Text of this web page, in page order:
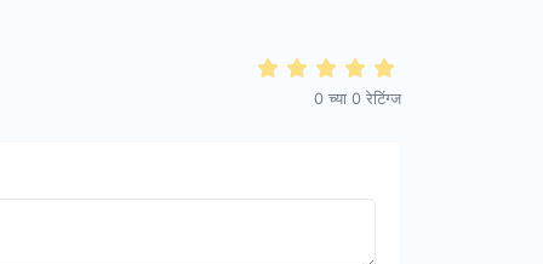
0 च्या 0 रेटिंग्ज